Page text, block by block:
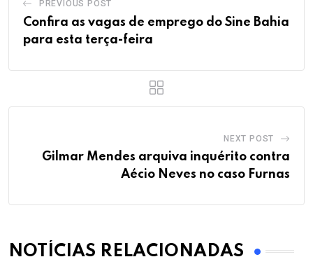
PREVIOUS POST
Confira as vagas de emprego do Sine Bahia
para esta terça-feira
NEXT POST
Gilmar Mendes arquiva inquérito contra
Aécio Neves no caso Furnas
NOTÍCIAS RELACIONADAS